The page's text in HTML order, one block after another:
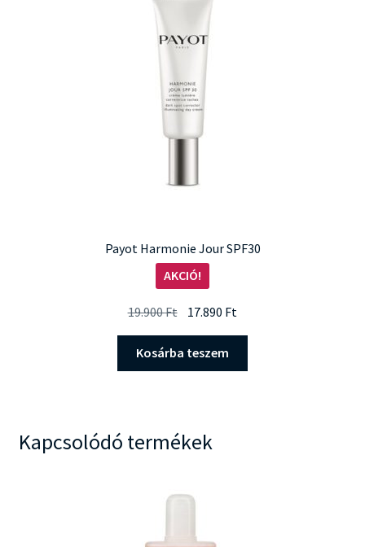
Payot Harmonie Jour SPF30
AKCIÓ!
19.900Ft Original
was:
19.900 Ft.
17.890 Ft
17.890 Ft.
Kosárba teszem
Kapcsolódó termékek